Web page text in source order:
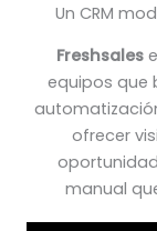
Un CRM
Freshsales
equipos que
ofrecer
manual